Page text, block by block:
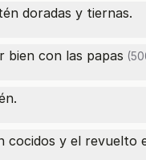
doradas y tiernas.
bien con las papas
cocidos y el revuelto